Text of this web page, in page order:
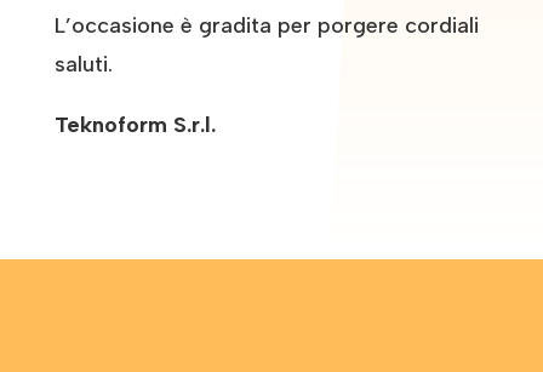
L’occasione è gradita per porgere cordiali
saluti.
Teknoform S.r.l.